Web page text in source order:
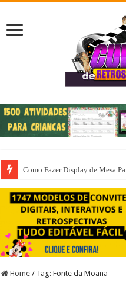
Como Fazer Display de Mesa
Home / Tag:Fonte da Moana